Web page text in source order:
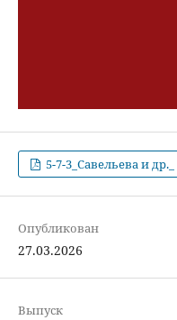
5-7-3_Савельева и др._
Опубликован
27.03.2026
Выпуск